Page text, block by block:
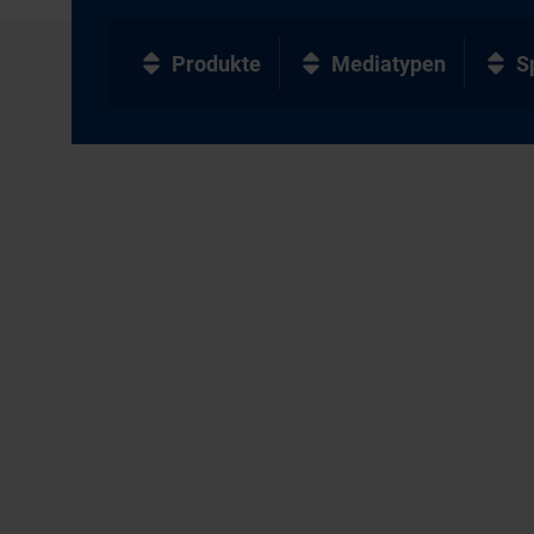
Produkte Mediatypen